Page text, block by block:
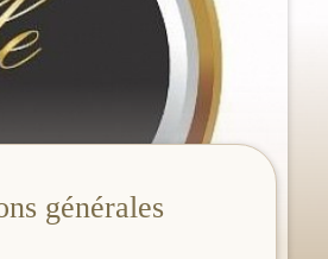
générales